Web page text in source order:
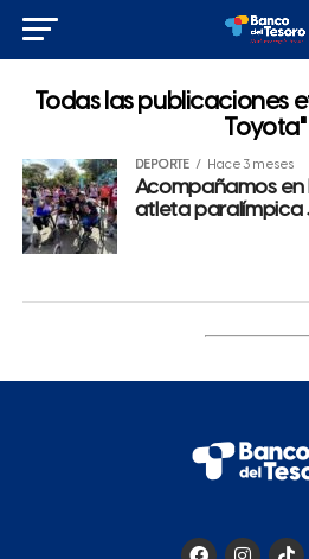
Todas las publicaciones
Toyota"
DEPORTE Hace 3 meses
Acompañamos
atleta paralímpica